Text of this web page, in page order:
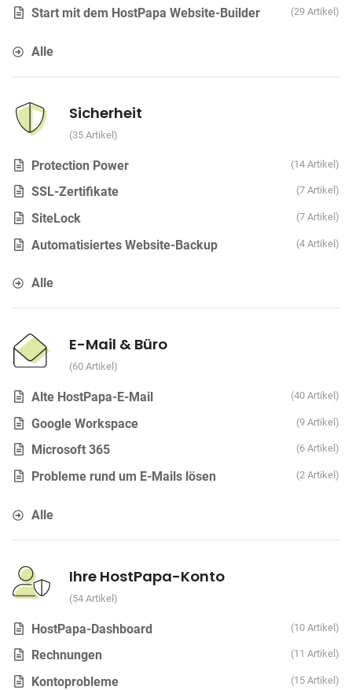
Start mit dem HostPapa Website-Builder 29 Artikel
Alle
Sicherheit
35 Artikel
Protection Power 14 Artikel
SSL-Zertifikate 7 Artikel
SiteLock 7 Artikel
Automatisiertes Website-Backup 4 Artikel
Alle
E-Mail & Büro
60 Artikel
Alte HostPapa-E-Mail 40 Artikel
Google Workspace 9 Artikel
Microsoft 365 6 Artikel
Probleme rund um E-Mails lösen 2 Artikel
Alle
Ihre HostPapa-Konto
54 Artikel
HostPapa-Dashboard 10 Artikel
Rechnungen 11 Artikel
Kontoprobleme 15 Artikel